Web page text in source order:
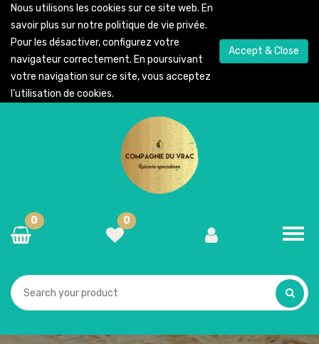
Nous utilisons les cookies sur ce site web. En
savoir plus sur notre politique de vie privée.
Pour les désactiver, configurez votre
navigateur correctement. En poursuivant
votre navigation sur ce site, vous acceptez
l’utilisation de cookies.
Accept & Close
0
0